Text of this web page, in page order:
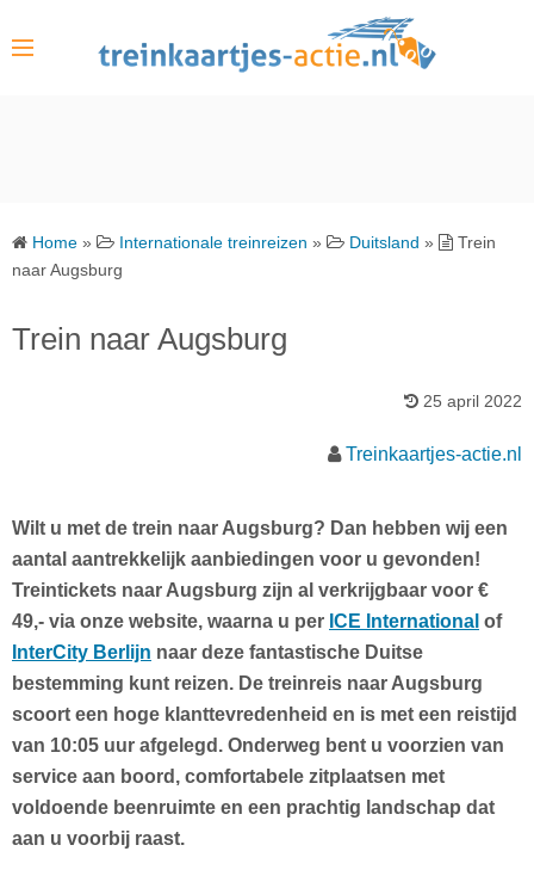
Home » Internationale treinreizen » Duitsland »
Trein
naar Augsburg
Trein naar Augsburg
25 april 2022
Treinkaartjes-actie.nl
Wilt u met de trein naar Augsburg? Dan hebben wij een
aantal aantrekkelijk aanbiedingen voor u gevonden!
Treintickets naar Augsburg zijn al verkrijgbaar voor €
49,- via onze website, waarna u per ICE International of
InterCity Berlijn naar deze fantastische Duitse
bestemming kunt reizen. De treinreis naar Augsburg
scoort een hoge klanttevredenheid en is met een reistijd
van 10:05 uur afgelegd. Onderweg bent u voorzien van
service aan boord, comfortabele zitplaatsen met
voldoende beenruimte en een prachtig landschap dat
aan u voorbij raast.